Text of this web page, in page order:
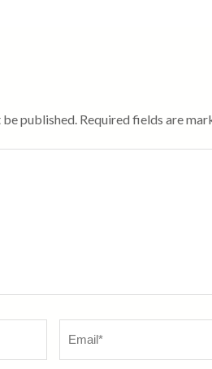
published. Required fields are